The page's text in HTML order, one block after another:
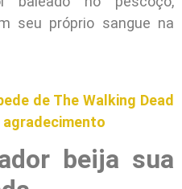
seu próprio sangue na
de The Walking Dead
beija sua